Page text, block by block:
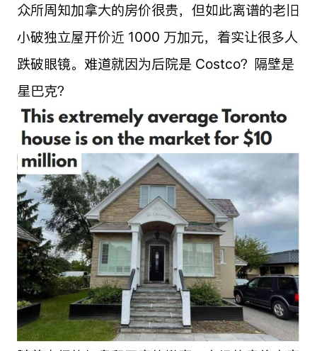
众所周知加拿大的房价很贵，但如此离谱的老旧
小破独立屋开价近 1000 万加元，着实让很多人
跌破眼镜。难道就因为后院是 Costco？隔壁是
星巴克？